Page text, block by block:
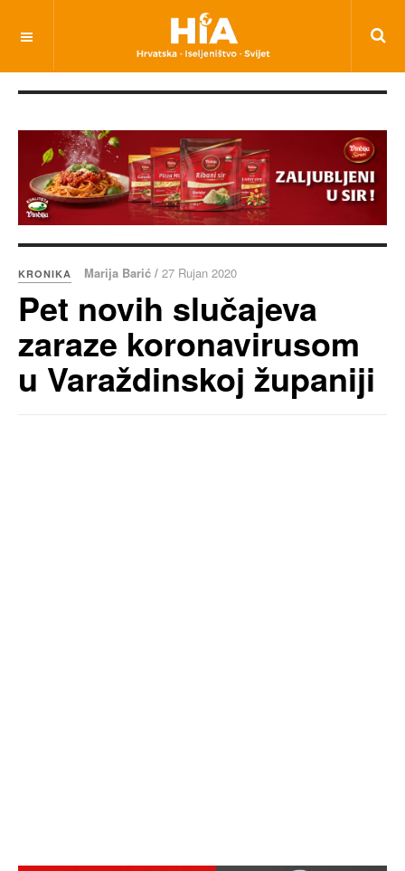
KRONIKA Marija Barić / 27 Rujan 2020
Pet novih slučajeva
zaraze koronavirusom
u Varaždinskoj županiji